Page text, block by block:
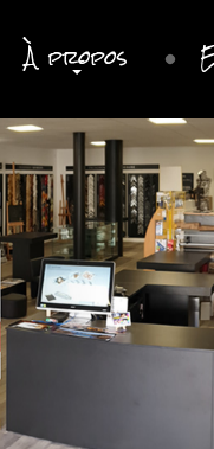
À propos